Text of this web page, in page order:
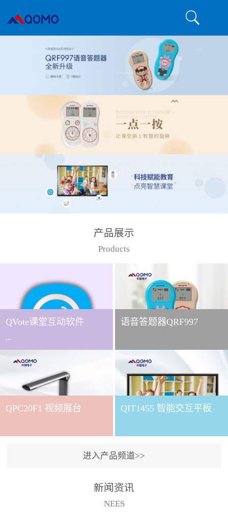
产品展示
Products
QVote课堂互动软件
...
下载QVote授课软件课堂互
动的质量直接影响教学效
果与学生参与度。作为
打造的互动授课软件，
QVote 以 “让每一堂课都充
功能与数据化教学分析，
语音答题器QRF997
QPC20F1 视频展台 QIT1455 智能交互平板
进入产品频道>>
新闻资讯
NEES